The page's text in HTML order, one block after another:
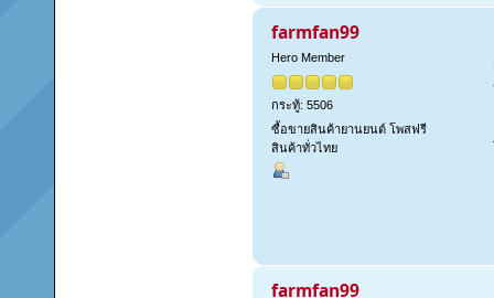
farmfan99
Hero Member
กระทู้: 5506
ซื้อขายสินค้ายานยนต์ โพสฟรี
สินค้าทั่วไทย
farmfan99